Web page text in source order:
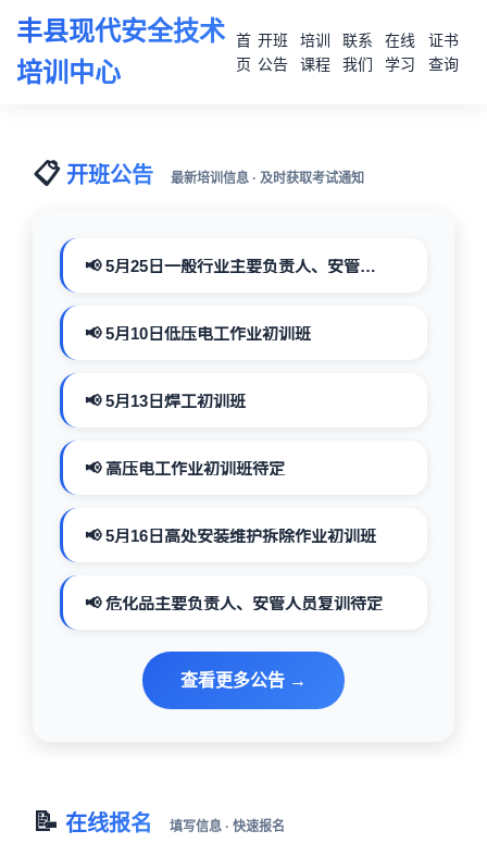
丰县现代安全技术
培训中心
首
页
开班
公告
培训
课程
联系
我们
在线
学习
证书
查询
📋 开班公告 最新培训信息 · 及时获取考试通知
📢 5月25日一般行业主要负责人、安管人员初训班
📢 5月10日低压电工作业初训班
📢 5月13日焊工初训班
📢 高压电工作业初训班待定
📢 5月16日高处安装维护拆除作业初训班
📢 危化品主要负责人、安管人员复训待定
查看更多公告 →
📝 在线报名 填写信息 · 快速报名